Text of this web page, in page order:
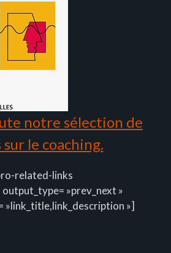
notre sélection de
le coaching.
related-links
»prev_next »
»link_title,link_description »]